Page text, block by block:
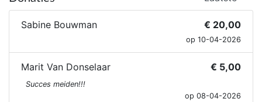
Sabine Bouwman € 20,00
op 10-04-2026
Marit Van Donselaar € 5,00
Succes meiden!!!
op 08-04-2026